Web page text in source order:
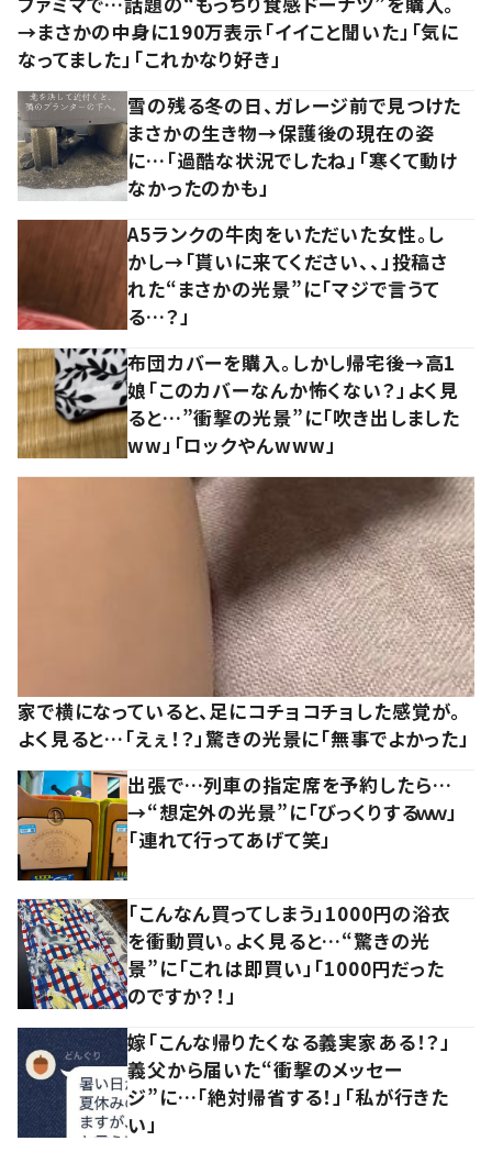
→まさかの中身に190万表示「イイこと聞いた」「気に
なってました」「これかなり好き」
雪の残る冬の日、ガレージ前で見つけた
まさかの生き物→保護後の現在の姿
に…「過酷な状況でしたね」「寒くて動け
なかったのかも」
A5ランクの牛肉をいただいた女性。し
かし→「貰いに来てください、、」投稿さ
れた“まさかの光景”に「マジで言うて
る…？」
布団カバーを購入。しかし帰宅後→高1
娘「このカバーなんか怖くない？」よく見
ると…”衝撃の光景”に「吹き出しました
ww」「ロックやんwww」
家で横になっていると、足にコチョコチョした感覚が。
よく見ると…「えぇ！？」驚きの光景に「無事でよかった」
出張で…列車の指定席を予約したら…
→“想定外の光景”に「びっくりするｗｗ」
「連れて行ってあげて笑」
「こんなん買ってしまう」1000円の浴衣
を衝動買い。よく見ると…“驚きの光
景”に「これは即買い」「1000円だった
のですか？！」
嫁「こんな帰りたくなる義実家ある！？」
義父から届いた“衝撃のメッセー
ジ”に…「絶対帰省する！」「私が行きた
い」